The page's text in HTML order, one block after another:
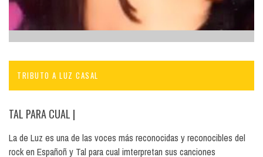
TRIBUTO A LUZ CASAL
TAL PARA CUAL |
La de Luz es una de las voces más reconocidas y reconocibles del
rock en Españoñ y Tal para cual imterpretan sus canciones